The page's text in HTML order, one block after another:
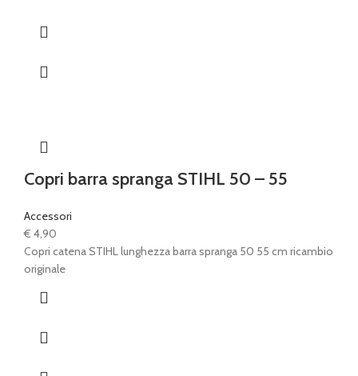
Copri barra spranga STIHL 50 – 55
Accessori
€ 4,90
Copri catena STIHL lunghezza barra spranga 50 55 cm ricambio
originale